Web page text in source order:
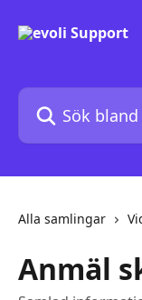
Sök bland våra
Alla samlingar
Anmäl